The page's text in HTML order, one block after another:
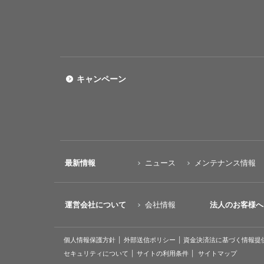
キャンペーン
最新情報 ニュース メンテナンス情報
運営会社について 会社情報 法人のお客様へ
個人情報保護方針 外部送信ポリシー 資金決済法に基づく情報提
セキュリティについて
サイトの利用条件 サイトマップ